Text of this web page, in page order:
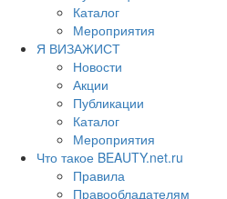
Каталог
Мероприятия
Я ВИЗАЖИСТ
Новости
Акции
Публикации
Каталог
Мероприятия
Что такое BEAUTY.net.ru
Правила
Правообладателям